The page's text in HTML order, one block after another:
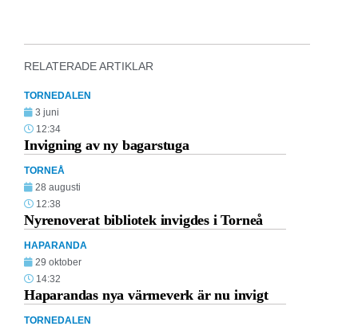
RELATERADE ARTIKLAR
TORNEDALEN
3 juni
12:34
Invigning av ny bagarstuga
TORNEÅ
28 augusti
12:38
Nyrenoverat bibliotek invigdes i Torneå
HAPARANDA
29 oktober
14:32
Haparandas nya värmeverk är nu invigt
TORNEDALEN